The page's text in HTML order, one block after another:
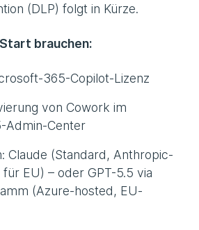
(DLP) folgt in Kürze.
brauchen:
365-Copilot-Lizenz
von Cowork im
Admin-Center
Claude (Standard, Anthropic-
EU) – oder GPT-5.5 via
(Azure-hosted, EU-